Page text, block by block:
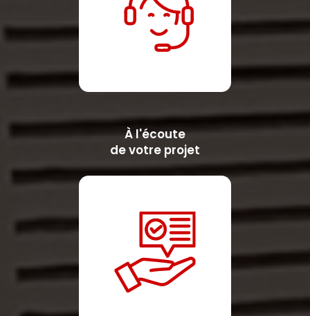
À l'écoute
de votre projet